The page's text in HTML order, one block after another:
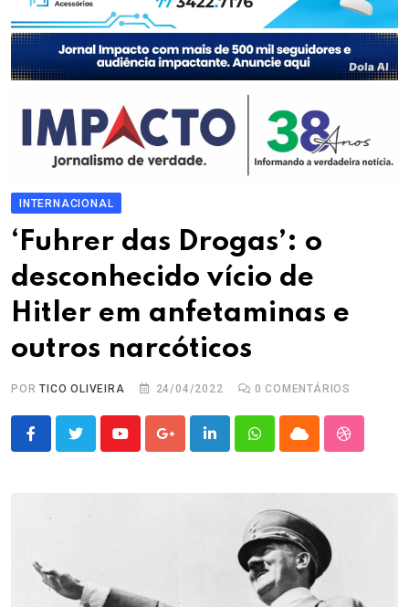
INTERNACIONAL
‘Fuhrer das Drogas’: o
desconhecido vício de
Hitler em anfetaminas e
outros narcóticos
PORTICO OLIVEIRA 24/04/2022 0 COMENTÁRIOS
YoutubeGoogle+LinkedInWhatsappCloud